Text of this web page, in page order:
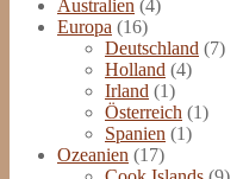
Australien (4)
Europa (16)
Deutschland (7)
Holland (4)
Irland (1)
Österreich (1)
Spanien (1)
Ozeanien (17)